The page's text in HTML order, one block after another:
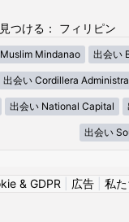
つける： フィリピン
Mindanao 出会い
出会い Cordillera
出会い National Capital
出会い
& GDPR
広告| 私